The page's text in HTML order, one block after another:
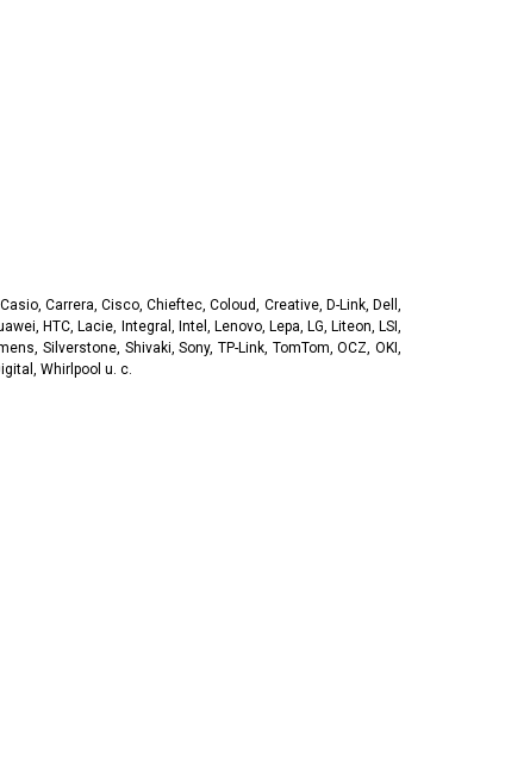
Carrera, Cisco, Chieftec, Coloud, Creative, D-Link, Dell,
HTC, Lacie, Integral, Intel, Lenovo, Lepa, LG, Liteon, LSI,
Silverstone, Shivaki, Sony, TP-Link, TomTom, OCZ, OKI,
Whirlpool u. c.